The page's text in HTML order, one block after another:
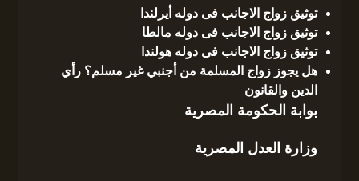
توثيق زواج الاجانب فى دوله أيرلندا
توثيق زواج الاجانب فى دوله مالطا
توثيق زواج الاجانب فى دوله هولندا
هل يجوز زواج المسلمة من أجنبي غير مسلم؟ رأي
الدين والقانون
بوابة الحكومة المصرية
وزارة العدل المصرية